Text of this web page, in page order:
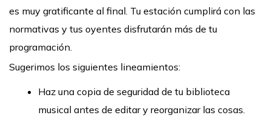
es muy gratificante al final. Tu estación cumplirá con las
normativas y tus oyentes disfrutarán más de tu
programación.
Sugerimos los siguientes lineamientos:
Haz una copia de seguridad de tu biblioteca
musical antes de editar y reorganizar las cosas.